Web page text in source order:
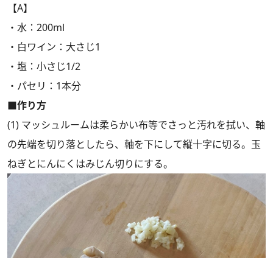
【A】
・水：200ml
・白ワイン：大さじ1
・塩：小さじ1/2
・パセリ：1本分
■作り方
(1) マッシュルームは柔らかい布等でさっと汚れを拭い、軸
の先端を切り落としたら、軸を下にして縦十字に切る。玉
ねぎとにんにくはみじん切りにする。